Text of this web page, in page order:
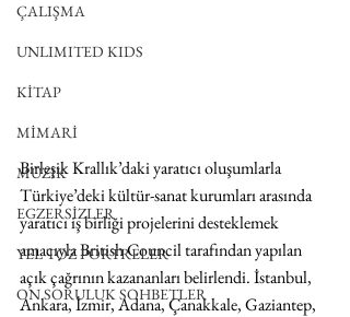
ÇALIŞMA
UNLIMITED KIDS
KİTAP
MİMARİ
MÜZİK
EGZERSİZLER
YEL TOZ PORTRELER
ON SORULUK SOHBETLER
Birleşik Krallık’daki yaratıcı oluşumlarla
Türkiye’deki kültür-sanat kurumları arasında
yaratıcı iş birliği projelerini desteklemek
amacıyla British Council tarafından yapılan
açık çağrının kazananları belirlendi. İstanbul,
Ankara, İzmir, Adana, Çanakkale, Gaziantep,